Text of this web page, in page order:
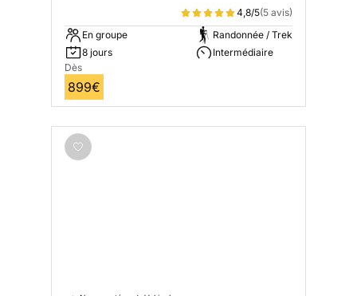
4,8/5(5 avis)
En groupe
8 jours
Randonnée / Trek
Intermédiaire
Dès
899€